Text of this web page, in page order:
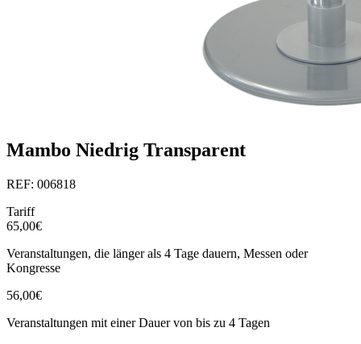
Mambo Niedrig Transparent
REF: 006818
Tariff
65,00€
Veranstaltungen, die länger als 4 Tage dauern, Messen oder
Kongresse
56,00€
Veranstaltungen mit einer Dauer von bis zu 4 Tagen